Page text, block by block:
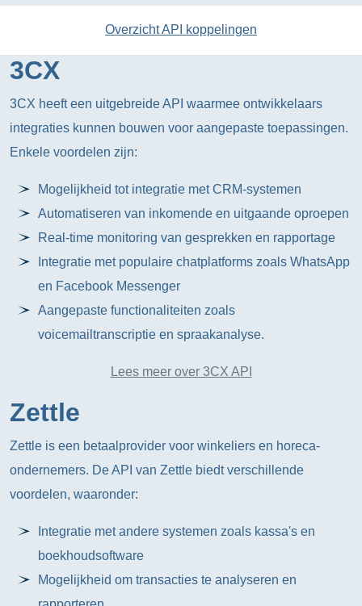
Overzicht API koppelingen
3CX
3CX heeft een uitgebreide API waarmee ontwikkelaars
integraties kunnen bouwen voor aangepaste toepassingen.
Enkele voordelen zijn:
Mogelijkheid tot integratie met CRM-systemen
Automatiseren van inkomende en uitgaande oproepen
Real-time monitoring van gesprekken en rapportage
Integratie met populaire chatplatforms zoals WhatsApp
en Facebook Messenger
Aangepaste functionaliteiten zoals
voicemailtranscriptie en spraakanalyse.
Lees meer over 3CX API
Zettle
Zettle is een betaalprovider voor winkeliers en horeca-
ondernemers. De API van Zettle biedt verschillende
voordelen, waaronder:
Integratie met andere systemen zoals kassa's en
boekhoudsoftware
Mogelijkheid om transacties te analyseren en